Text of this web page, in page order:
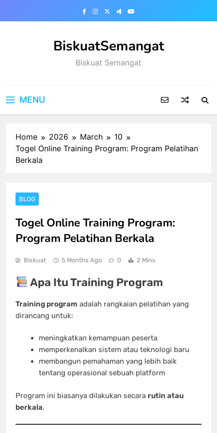
BiskuatSemangat
Biskuat Semangat
MENU
Home 2026 March
10
Togel Online Training Program: Program Pelatihan
Berkala
BLOG
Togel Online Training Program:
Program Pelatihan Berkala
Biskuat 5 Months Ago 0 2 Mins
Apa Itu Training Program
Training program adalah rangkaian pelatihan yang
dirancang untuk:
meningkatkan kemampuan peserta
memperkenalkan sistem atau teknologi baru
membangun pemahaman yang lebih baik
tentang operasional sebuah platform
Program ini biasanya dilakukan secara rutin atau
berkala.